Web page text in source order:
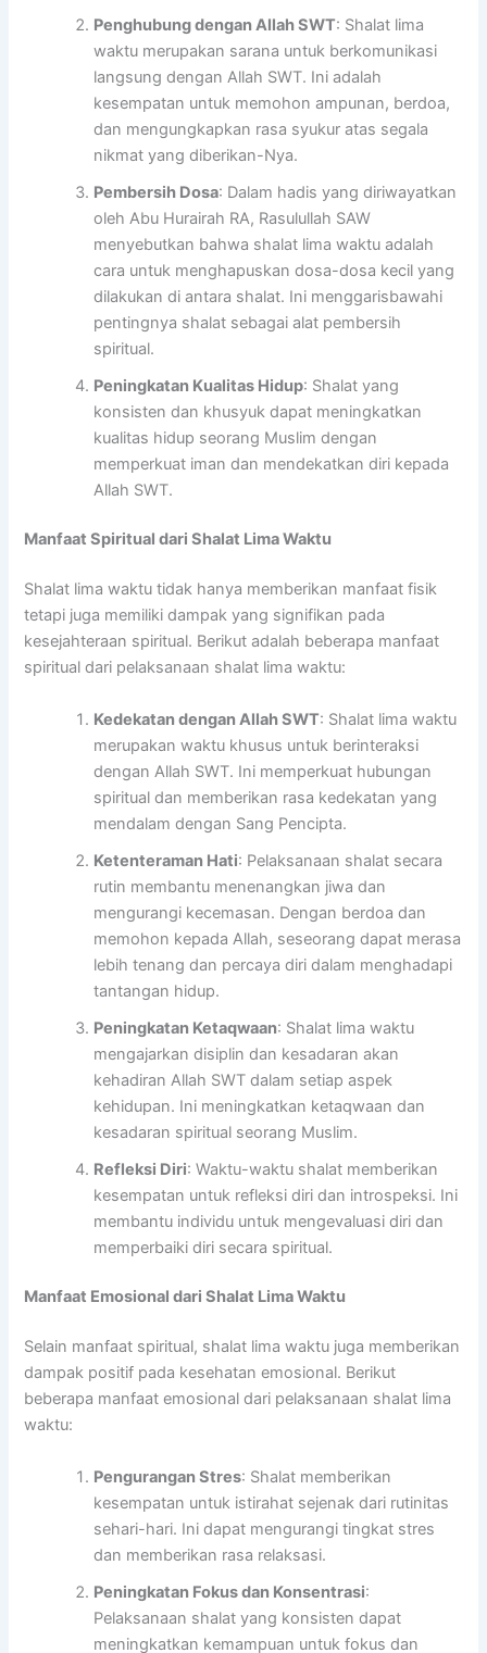
Penghubung dengan Allah SWT: Shalat lima
waktu merupakan sarana untuk berkomunikasi
langsung dengan Allah SWT. Ini adalah
kesempatan untuk memohon ampunan, berdoa,
dan mengungkapkan rasa syukur atas segala
nikmat yang diberikan-Nya.
Pembersih Dosa: Dalam hadis yang diriwayatkan
oleh Abu Hurairah RA, Rasulullah SAW
menyebutkan bahwa shalat lima waktu adalah
cara untuk menghapuskan dosa-dosa kecil yang
dilakukan di antara shalat. Ini menggarisbawahi
pentingnya shalat sebagai alat pembersih
spiritual.
Peningkatan Kualitas Hidup: Shalat yang
konsisten dan khusyuk dapat meningkatkan
kualitas hidup seorang Muslim dengan
memperkuat iman dan mendekatkan diri kepada
Allah SWT.
Manfaat Spiritual dari Shalat Lima Waktu
Shalat lima waktu tidak hanya memberikan manfaat fisik
tetapi juga memiliki dampak yang signifikan pada
kesejahteraan spiritual. Berikut adalah beberapa manfaat
spiritual dari pelaksanaan shalat lima waktu:
Kedekatan dengan Allah SWT: Shalat lima waktu
merupakan waktu khusus untuk berinteraksi
dengan Allah SWT. Ini memperkuat hubungan
spiritual dan memberikan rasa kedekatan yang
mendalam dengan Sang Pencipta.
Ketenteraman Hati: Pelaksanaan shalat secara
rutin membantu menenangkan jiwa dan
mengurangi kecemasan. Dengan berdoa dan
memohon kepada Allah, seseorang dapat merasa
lebih tenang dan percaya diri dalam menghadapi
tantangan hidup.
Peningkatan Ketaqwaan: Shalat lima waktu
mengajarkan disiplin dan kesadaran akan
kehadiran Allah SWT dalam setiap aspek
kehidupan. Ini meningkatkan ketaqwaan dan
kesadaran spiritual seorang Muslim.
Refleksi Diri: Waktu-waktu shalat memberikan
kesempatan untuk refleksi diri dan introspeksi. Ini
membantu individu untuk mengevaluasi diri dan
memperbaiki diri secara spiritual.
Manfaat Emosional dari Shalat Lima Waktu
Selain manfaat spiritual, shalat lima waktu juga memberikan
dampak positif pada kesehatan emosional. Berikut
beberapa manfaat emosional dari pelaksanaan shalat lima
waktu:
Pengurangan Stres: Shalat memberikan
kesempatan untuk istirahat sejenak dari rutinitas
sehari-hari. Ini dapat mengurangi tingkat stres
dan memberikan rasa relaksasi.
Peningkatan Fokus dan Konsentrasi:
Pelaksanaan shalat yang konsisten dapat
meningkatkan kemampuan untuk fokus dan